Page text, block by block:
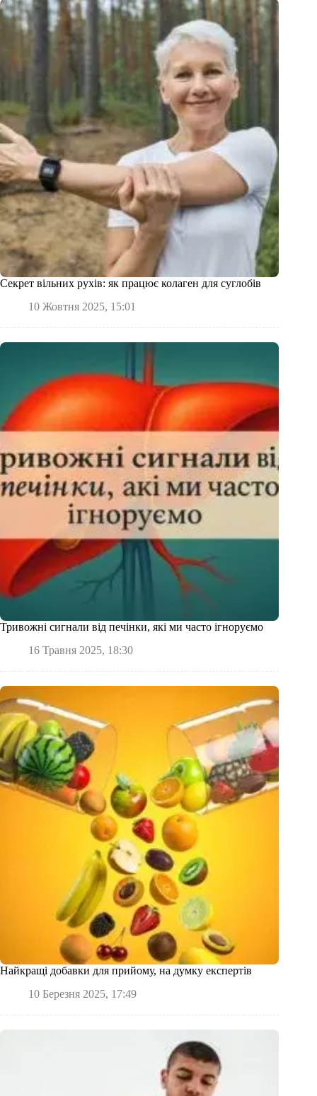
Секрет вільних рухів: як працює колаген для суглобів
10 Жовтня 2025, 15:01
Тривожні сигнали від печінки, які ми часто ігноруємо
16 Травня 2025, 18:30
Найкращі добавки для прийому, на думку експертів
10 Березня 2025, 17:49